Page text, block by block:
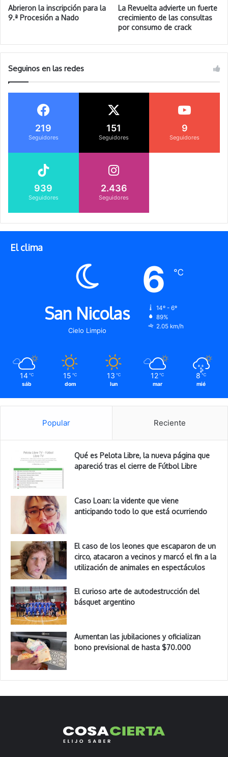
Abrieron la inscripción para la
9.ª Procesión a Nado
La Revuelta advierte un fuerte
crecimiento de las consultas
por consumo de crack
Seguinos en las redes
219
Seguidores
151
Seguidores
9
Seguidores
939
Seguidores
2.436
Seguidores
El clima
San Nicolas
Cielo Limpio
6 ℃
14º - 6º
89%
2.05 km/h
14 ℃
sáb
15 ℃
dom
13 ℃
lun
12 ℃
mar
8 ℃
mié
Popular Reciente
Qué es Pelota Libre, la nueva página que
apareció tras el cierre de Fútbol Libre
Caso Loan: la vidente que viene
anticipando todo lo que está ocurriendo
El caso de los leones que escaparon de un
circo, atacaron a vecinos y marcó el fin a la
utilización de animales en espectáculos
El curioso arte de autodestrucción del
básquet argentino
Aumentan las jubilaciones y oficializan
bono previsional de hasta $70.000